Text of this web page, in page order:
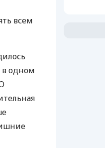
всем
в одном